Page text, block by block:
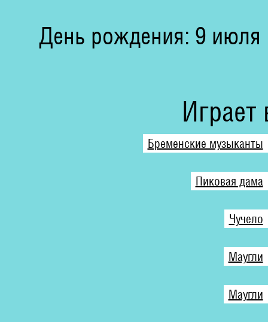
День рождения: 9 июля
Играет
Бременские музыканты
Пиковая дама
Чучело
Маугли
Маугли